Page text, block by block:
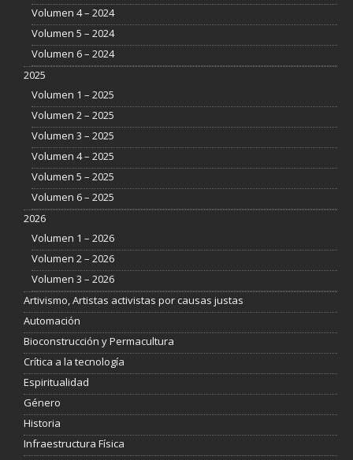
Volumen 4 – 2024
Volumen 5 – 2024
Volumen 6 – 2024
2025
Volumen 1 – 2025
Volumen 2 – 2025
Volumen 3 – 2025
Volumen 4 – 2025
Volumen 5 – 2025
Volumen 6 – 2025
2026
Volumen 1 – 2026
Volumen 2 – 2026
Volumen 3 – 2026
Artivismo, Artistas activistas por causas justas
Automación
Bioconstrucción y Permacultura
Crítica a la tecnología
Espiritualidad
Género
Historia
Infraestructura Física